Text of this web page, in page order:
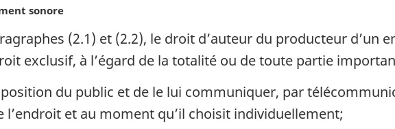
sonore
(2.1) et (2.2), le droit d’auteur du producteur d’un
exclusif, à l’égard de la totalité ou de toute partie
du public et de le lui communiquer, par
l’endroit et au moment qu’il choisit individuellement;